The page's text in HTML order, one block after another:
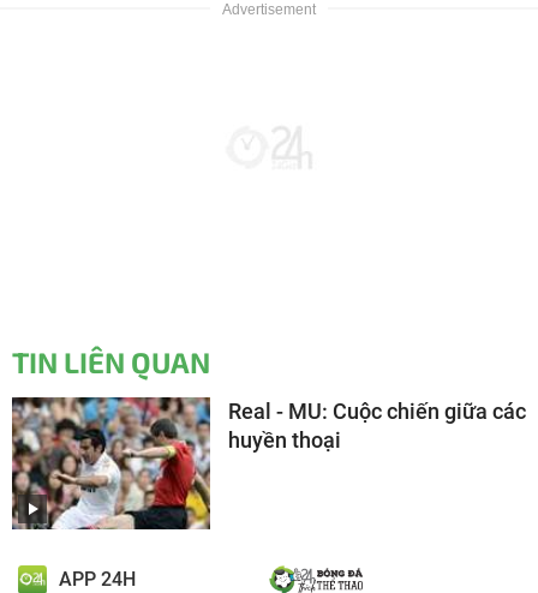
TIN LIÊN QUAN
Real - MU: Cuộc chiến giữa các
huyền thoại
APP 24H